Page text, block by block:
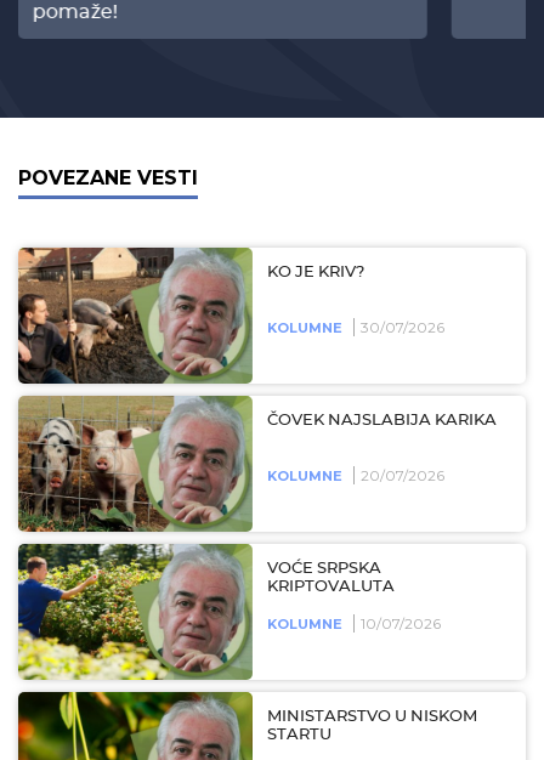
pomaže!
POVEZANE VESTI
KO JE KRIV?
KOLUMNE 30/07/2026
ČOVEK NAJSLABIJA KARIKA
KOLUMNE 20/07/2026
VOĆE SRPSKA
KRIPTOVALUTA
KOLUMNE 10/07/2026
MINISTARSTVO U NISKOM
STARTU